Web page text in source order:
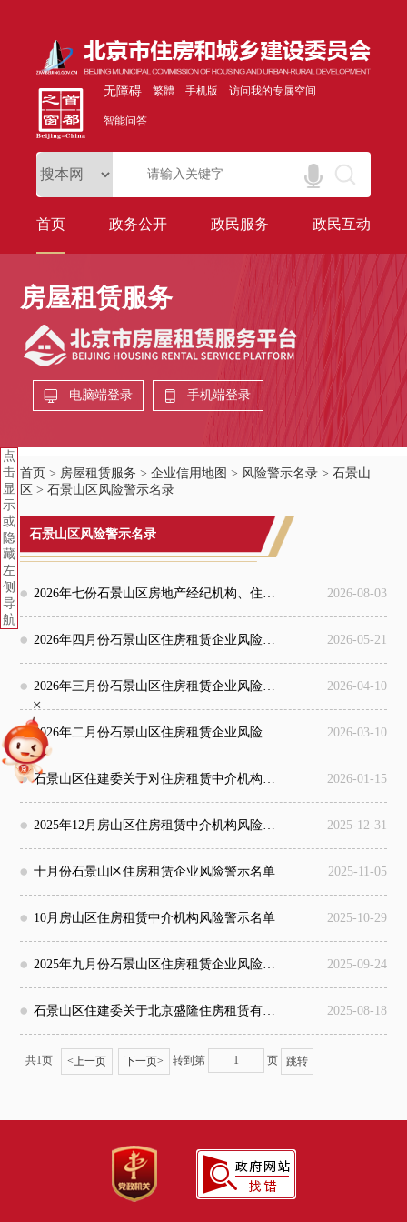
无障碍 繁體 手机版 访问我的专属空间
智能问答
首页 政务公开 政民服务 政民互动
房屋租赁服务
电脑端登录 手机端登录
点
击
显
示
或
隐
藏
左
侧
导
航
首页 > 房屋租赁服务 >企业信用地图 > 风险警示名录 >石景山
区 >石景山区风险警示名录
石景山区风险警示名录
2026年七份石景山区房地产经纪机构、住房租赁企业风险警示名单 2026-08-03
2026年四月份石景山区住房租赁企业风险警示名单 2026-05-21
2026年三月份石景山区住房租赁企业风险警示名单 2026-04-10
2026年二月份石景山区住房租赁企业风险警示名单 2026-03-10
石景山区住建委关于对住房租赁中介机构行政处罚的通报 2026-01-15
2025年12月房山区住房租赁中介机构风险警示名单 2025-12-31
十月份石景山区住房租赁企业风险警示名单 2025-11-05
10月房山区住房租赁中介机构风险警示名单 2025-10-29
2025年九月份石景山区住房租赁企业风险警示名单 2025-09-24
石景山区住建委关于北京盛隆住房租赁有限公司风险警示公告 2025-08-18
共1页 <上一页 下一页> 转到第 页
+